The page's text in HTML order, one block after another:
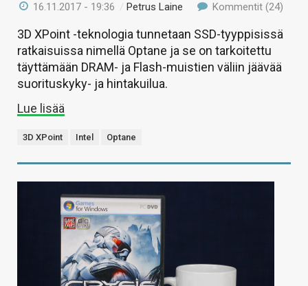
16.11.2017 - 19:36 / Petrus Laine Kommentit (24)
3D XPoint -teknologia tunnetaan SSD-tyyppisissä
ratkaisuissa nimellä Optane ja se on tarkoitettu
täyttämään DRAM- ja Flash-muistien väliin jäävää
suorituskyky- ja hintakuilua.
Lue lisää
3D XPoint Intel Optane